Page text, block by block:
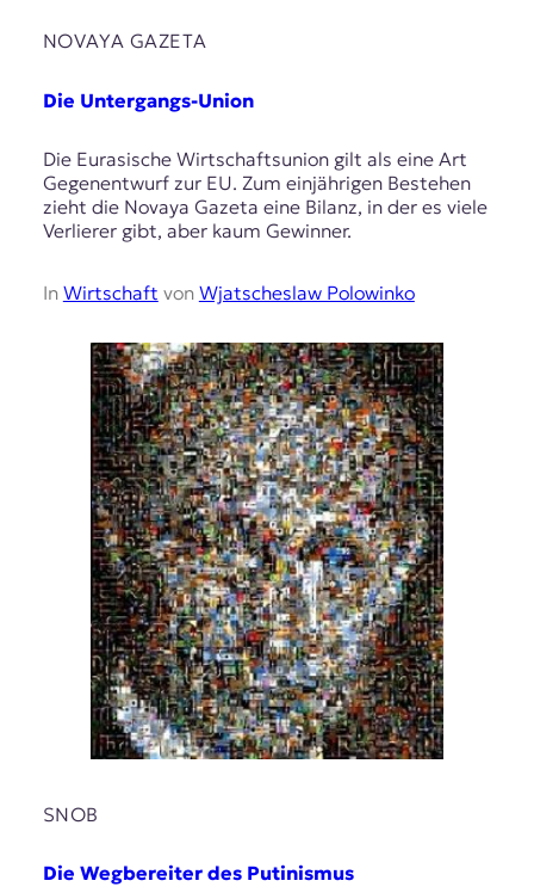
NOVAYA GAZETA
Die Untergangs-Union
Die Eurasische Wirtschaftsunion gilt als eine Art
Gegenentwurf zur EU. Zum einjährigen Bestehen
zieht die Novaya Gazeta eine Bilanz, in der es viele
Verlierer gibt, aber kaum Gewinner.
In Wirtschaft von Wjatscheslaw Polowinko
SNOB
Die Wegbereiter des Putinismus